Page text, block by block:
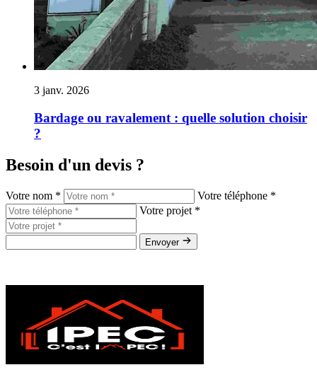
3 janv. 2026
Bardage ou ravalement : quelle solution choisir
?
Besoin d'un devis ?
Votre nom *
Votre téléphone *
Votre projet *
Envoyer